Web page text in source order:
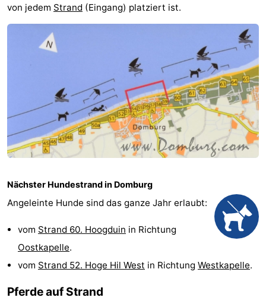
Frühstück)
Strand
Denkmäler
Mühlen
-
Leuchtturme
-
Aussichtspunkte
Attraktionen
Spielplätze
-
Indoor-
-
von jedem Strand (Eingang) platziert ist.
Nächster Hundestrand in Domburg
Angeleinte Hunde sind das ganze Jahr erlaubt:
vom Strand 60. Hoogduin in Richtung
Oostkapelle.
vom Strand 52. Hoge Hil West in Richtung Westkapelle.
Pferde auf Strand